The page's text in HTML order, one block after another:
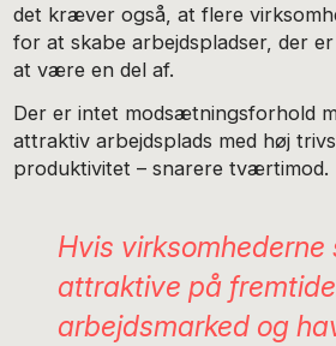
det kræver også, at flere
for at skabe arbejdspladser, der
at være en del af.
Der er intet modsætningsforhold
attraktiv arbejdsplads med høj
produktivitet – snarere tværtimod.
Hvis
attraktive på
arbejdsmarked og